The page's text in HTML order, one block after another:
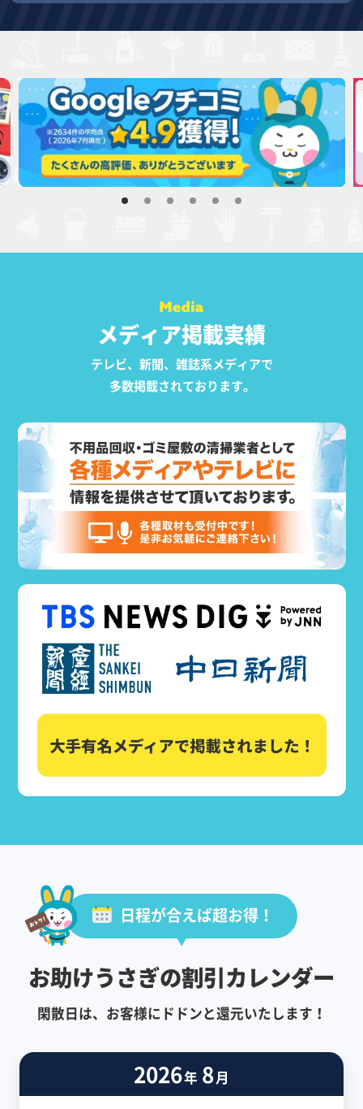
メディア掲載実績
テレビ、新聞、雑誌系メディアで
多数掲載されております。
日程が合えば超お得！
お助けうさぎの割引カレンダー
閑散日は、お客様にドドンと還元いたします！
2026年 8月